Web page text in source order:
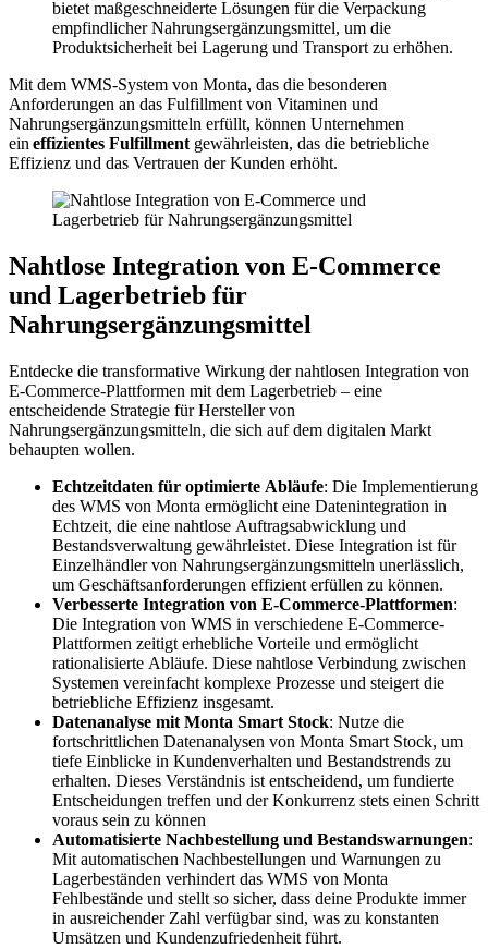
bietet maßgeschneiderte Lösungen für die Verpackung
empfindlicher Nahrungsergänzungsmittel, um die
Produktsicherheit bei Lagerung und Transport zu erhöhen.
Mit dem WMS-System von Monta, das die besonderen
Anforderungen an das Fulfillment von Vitaminen und
Nahrungsergänzungsmitteln erfüllt, können Unternehmen
ein effizientes Fulfillment gewährleisten, das die betriebliche
Effizienz und das Vertrauen der Kunden erhöht.
Nahtlose Integration von E-Commerce
und Lagerbetrieb für
Nahrungsergänzungsmittel
Entdecke die transformative Wirkung der nahtlosen Integration von
E-Commerce-Plattformen mit dem Lagerbetrieb – eine
entscheidende Strategie für Hersteller von
Nahrungsergänzungsmitteln, die sich auf dem digitalen Markt
behaupten wollen.
Echtzeitdaten für optimierte Abläufe: Die Implementierung
des WMS von Monta ermöglicht eine Datenintegration in
Echtzeit, die eine nahtlose Auftragsabwicklung und
Bestandsverwaltung gewährleistet. Diese Integration ist für
Einzelhändler von Nahrungsergänzungsmitteln unerlässlich,
um Geschäftsanforderungen effizient erfüllen zu können.
Verbesserte Integration von E-Commerce-Plattformen:
Die Integration von WMS in verschiedene E-Commerce-
Plattformen zeitigt erhebliche Vorteile und ermöglicht
rationalisierte Abläufe. Diese nahtlose Verbindung zwischen
Systemen vereinfacht komplexe Prozesse und steigert die
betriebliche Effizienz insgesamt.
Datenanalyse mit Monta Smart Stock: Nutze die
fortschrittlichen Datenanalysen von Monta Smart Stock, um
tiefe Einblicke in Kundenverhalten und Bestandstrends zu
erhalten. Dieses Verständnis ist entscheidend, um fundierte
Entscheidungen treffen und der Konkurrenz stets einen Schritt
voraus sein zu können
Automatisierte Nachbestellung und Bestandswarnungen:
Mit automatischen Nachbestellungen und Warnungen zu
Lagerbeständen verhindert das WMS von Monta
Fehlbestände und stellt so sicher, dass deine Produkte immer
in ausreichender Zahl verfügbar sind, was zu konstanten
Umsätzen und Kundenzufriedenheit führt.